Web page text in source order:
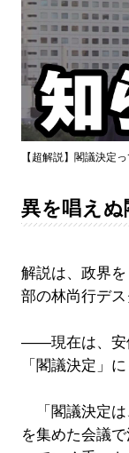
【超解説】閣議決定
異を唱え
解説は、政界
部の林尚行デス
――現在は、安
「閣議決定」
「閣議決定は
を集めた会議